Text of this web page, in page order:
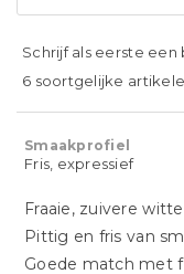
Schrijf als eerste
6 soortgelijke
Smaakprofiel
Fris, expressief
Fraaie, zuivere
Pittig en fris van
Goede match met